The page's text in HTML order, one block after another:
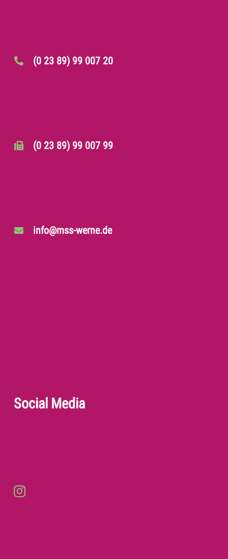
(0 23 89) 99 007 20
(0 23 89) 99 007 99
info@mss-werne.de
Social Media